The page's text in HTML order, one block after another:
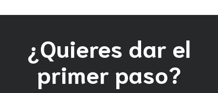
¿Quieres dar el
primer paso?